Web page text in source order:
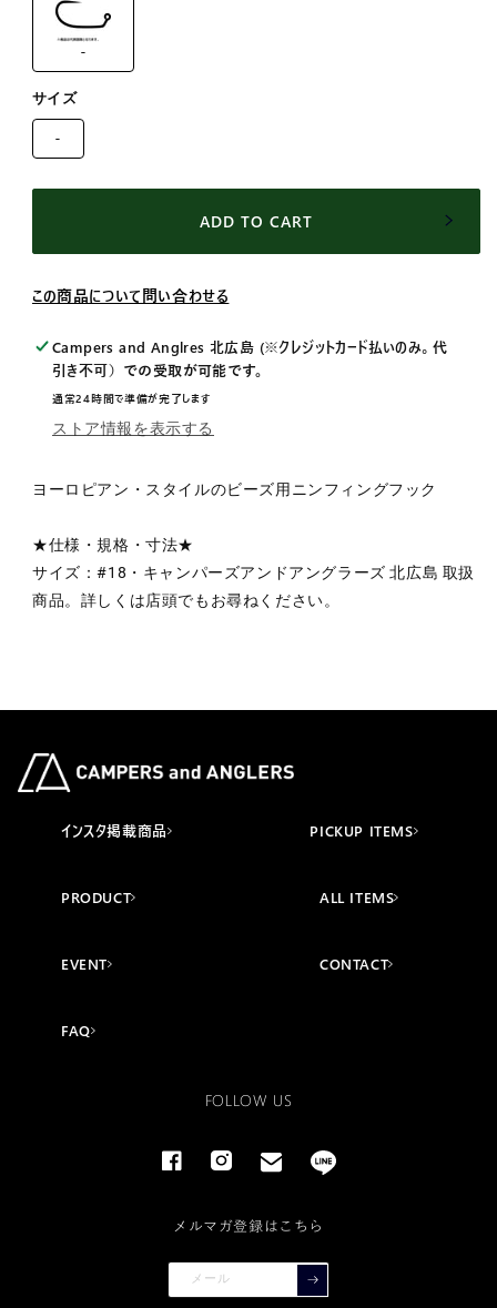
(TIEMCO)
TMC
フ
ラ
イ
フ
PACK
TMC403BLJ
#18
の
数
量
を
減
す
SMALL
PACK
TMC403BLJ
#18
の
数
量
を
増
す
-
サイズ
-
ADD TO CART
この商品について問い合わせる
Campers and Anglres 北広島 (※クレジットカード払いのみ。代
引き不可）
での受取が可能です。
通常24時間で準備が完了します
ストア情報を表示する
ヨーロピアン・スタイルのビーズ用ニンフィングフック
★仕様・規格・寸法★
サイズ：#18・キャンパーズアンドアングラーズ 北広島 取扱
商品。詳しくは店頭でもお尋ねください。
インスタ掲載商品 PICKUP ITEMS
PRODUCT ALL ITEMS
EVENT CONTACT
FAQ
FOLLOW US
FacebookInstagram
email line
メルマガ登録はこちら
メール